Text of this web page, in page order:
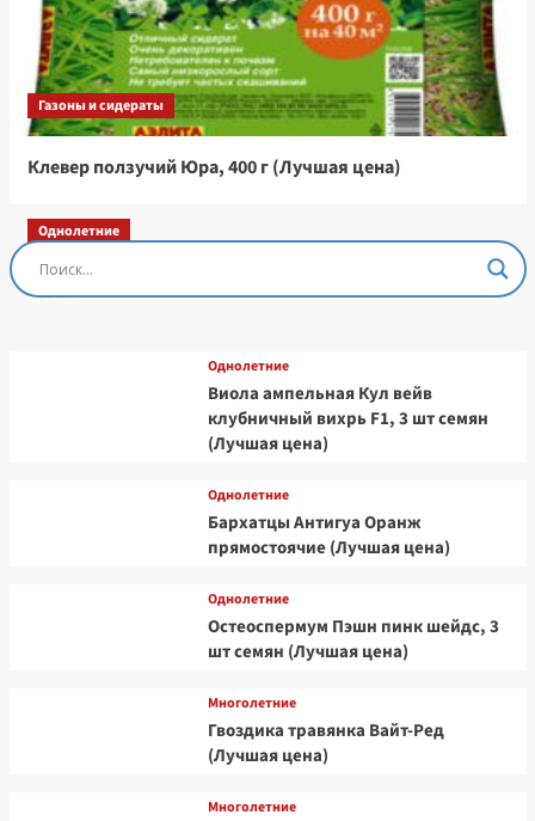
Газоны и сидераты
Клевер ползучий Юра, 400 г (Лучшая цена)
Однолетние
Остеоспермум Пэшн Роуз, 3 шт семян (Лучшая
цена)
Однолетние
Виола ампельная Кул вейв
клубничный вихрь F1, 3 шт семян
(Лучшая цена)
Однолетние
Бархатцы Антигуа Оранж
прямостоячие (Лучшая цена)
Однолетние
Остеоспермум Пэшн пинк шейдс, 3
шт семян (Лучшая цена)
Многолетние
Гвоздика травянка Вайт-Ред
(Лучшая цена)
Многолетние